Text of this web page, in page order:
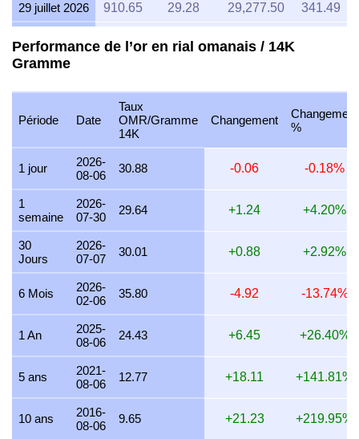
29 juillet 2026 910.65 29.28 29,277.50 341.49
27 juillet 2026
26 juillet 2026 911.05 29.29 29,290.22 341.64
25 juillet 2026 910.65 29.28 29,277.35 341.49
24 juillet 2026 914.35 29.40 29,396.28 342.88
23 juillet 2026 910.66 29,277.80 341.50
22 juillet 2026 933.33 30,006.40 350.00
21 juillet 2026 914.38 29.40
20 juillet 2026 899.73 28,926.17 337.40
19 juillet 2026 902.45 29,013.64 338.42
18 juillet 2026 903.34 29.04
17 juillet 2026 903.36
16 juillet 2026 896.13 28,810.63 336.05
15 juillet 2026 914.35 29.40
14 juillet 2026 914.36
Performance de l’or en rial omanais / 14K
Gramme
Période Date
Taux
OMR/Gramme
14K
Changement
Changement
%
1 jour
2026-
08-06
30.88 -0.06 -0.18%
1
semaine
2026-
07-30
29.64 +1.24 +4.20%
30
Jours
2026-
07-07
30.01 +0.88 +2.92%
6 Mois
2026-
02-06
35.80 -4.92 -13.74%
1 An
2025-
08-06
24.43 +6.45 +26.40%
5 ans
2021-
08-06
12.77 +18.11 +141.81%
10 ans
2016-
08-06
9.65 +21.23 +219.95%